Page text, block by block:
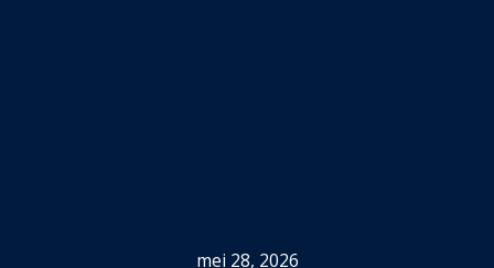
mei 28, 2026